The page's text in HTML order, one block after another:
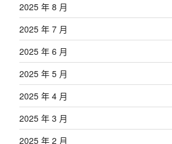
2025 年 8 月
2025 年 7 月
2025 年 6 月
2025 年 5 月
2025 年 4 月
2025 年 3 月
2025 年 2 月